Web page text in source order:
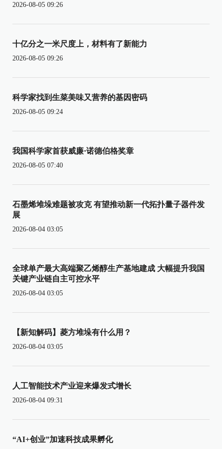
2026-08-05 09:26
十亿分之一米尺度上，材料有了新能力
2026-08-05 09:26
科学家找到生菜美味又营养的基因密码
2026-08-05 09:24
我国科学家首获威廉·诺德伯格奖章
2026-08-05 07:40
石墨烯堆垛难题被攻克 有望推动新一代拓扑量子器件发
展
2026-08-04 03:05
全球单产最大高端聚乙烯醇生产基地建成 大幅提升我国
关键产业链自主可控水平
2026-08-04 03:05
【新知解码】菱方堆垛有什么用？
2026-08-04 03:05
人工智能技术产业迎来爆发式增长
2026-08-04 09:31
“AI+创业”加速科技成果孵化